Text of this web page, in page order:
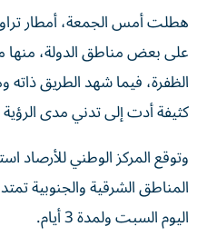
هطلت أمس الجمعة، أمطار
على بعض مناطق الدولة، منها
الظفرة، فيما شهد الطريق
كثيفة أدت إلى تدني مدى الرؤية
وتوقع المركز الوطني للأرصاد
المناطق الشرقية والجنوبية
اليوم السبت ولمدة 3 أيام.